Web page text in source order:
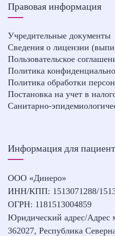
Правовая информация
Учредительные документы
Сведения о лицензии
Пользовательское
Политика
Политика обработки
Постановка на учет в
Санитарно-
Информация для
ООО «Динеро»
ИНН/КПП: 1513071288/
ОГРН: 1181513004859
Юридический адрес/Адрес
362027, Республика